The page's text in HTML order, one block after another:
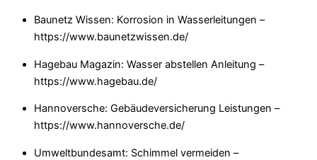
Baunetz Wissen: Korrosion in Wasserleitungen –
https://www.baunetzwissen.de/
Hagebau Magazin: Wasser abstellen Anleitung –
https://www.hagebau.de/
Hannoversche: Gebäudeversicherung Leistungen –
https://www.hannoversche.de/
Umweltbundesamt: Schimmel vermeiden –